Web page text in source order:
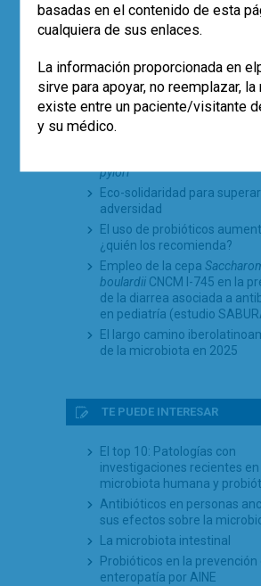
Has de serun usuario
publicar un comentario.
POST RECIENTES
Los datos de vida real
pylori
Eco-solidaridad para
adversidad
El uso de probióticos
¿quién los recomienda?
Empleo de la cepa
boulardii CNCM I-745 en la
de la diarrea asociada a
en pediatría (estudio
El largo camino
de la microbiota en 2025
TE PUEDE INTERESAR
El top 10: Patologías con
investigaciones recientes en
microbiota humana y
Antibióticos en personas
sus efectos sobre la
La microbiota intestinal
Probióticos en la prevención
enteropatía por AINE
basadas en el contenido de esta
cualquiera de sus enlaces.
La información proporcionada en
sirve para apoyar, no reemplazar,
existe entre un paciente/visitante
y su médico.